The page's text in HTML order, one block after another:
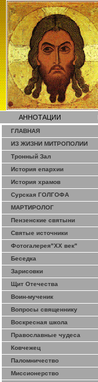
АННОТАЦИИ
ГЛАВНАЯ
ИЗ ЖИЗНИ МИТРОПОЛИИ
Тронный Зал
История епархии
История храмов
Сурская ГОЛГОФА
МАРТИРОЛОГ
Пензенские святыни
Святые источники
Фотогалерея"ХХ век"
Беседка
Зарисовки
Щит Отечества
Воин-мученик
Вопросы священнику
Воскресная школа
Православные чудеса
Ковчежец
Паломничество
Миссионерство